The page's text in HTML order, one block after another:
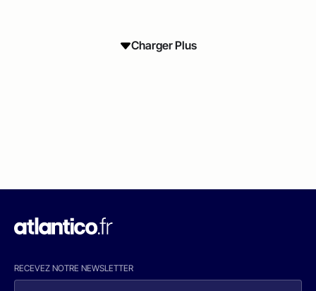
Charger Plus
RECEVEZ NOTRE NEWSLETTER